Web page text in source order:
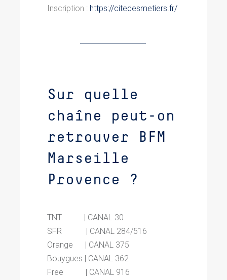
Inscription : https://citedesmetiers.fr/
Sur quelle
chaîne peut-on
retrouver BFM
Marseille
Provence ?
TNT | CANAL 30
SFR | CANAL 284/516
Orange | CANAL 375
Bouygues | CANAL 362
Free | CANAL 916